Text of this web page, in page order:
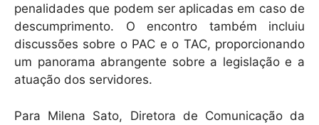
penalidades que podem ser aplicadas em caso de
descumprimento. O encontro também incluiu
discussões sobre o PAC e o TAC, proporcionando
um panorama abrangente sobre a legislação e a
atuação dos servidores.
Para Milena Sato, Diretora de Comunicação da